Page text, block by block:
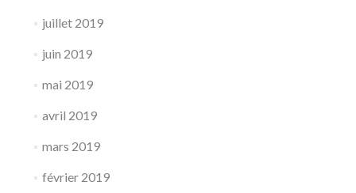
juillet 2019
juin 2019
mai 2019
avril 2019
mars 2019
février 2019